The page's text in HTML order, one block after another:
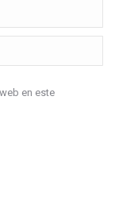
en este